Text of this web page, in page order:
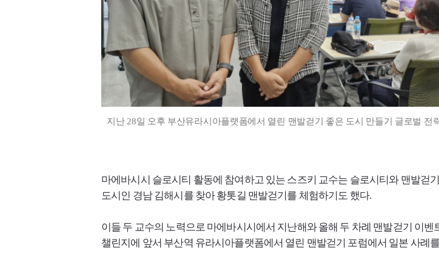
지난 28일 오후 부산유라시아플랫폼에서 열린 맨발걷기 좋은 도시 만들기 글로벌
마에바시시 슬로시티 활동에 참여하고 있는 스즈키 교수는 슬로시티와 맨발걷
도시인 경남 김해시를 찾아 황톳길 맨발걷기를 체험하기도 했다.
이들 두 교수의 노력으로 마에바시시에서 지난해와 올해 두 차례 맨발걷기 이벤
챌린지에 앞서 부산역 유라시아플랫폼에서 열린 맨발걷기 포럼에서 일본 사례